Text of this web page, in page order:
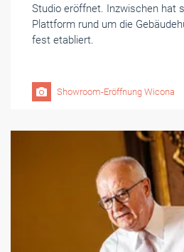
Studio eröffnet. Inzwischen hat
Plattform rund um die
fest etabliert.
Showroom-Eröffnung Wicona